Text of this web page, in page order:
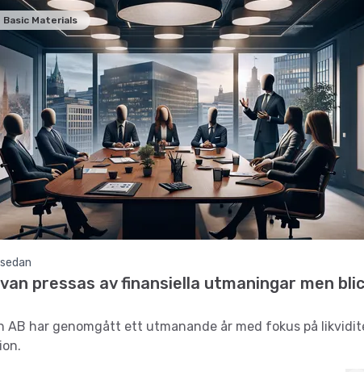
Basic Materials
pressas av finansiella utmaningar men
AB har genomgått ett utmanande år med fokus på